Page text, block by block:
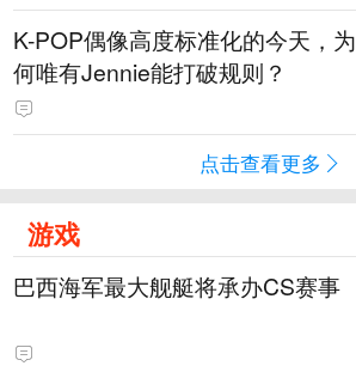
K-POP偶像高度标准化的今天，为
何唯有Jennie能打破规则？
点击查看更多
游戏
巴西海军最大舰艇将承办CS赛事